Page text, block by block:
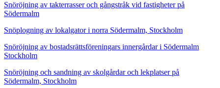
Snöröjning av takterrasser och gångstråk vid fastigheter på
Södermalm
Snöplogning av lokalgator i norra Södermalm, Stockholm
Snöröjning av bostadsrättsföreningars innergårdar i Södermalm
Stockholm
Snöröjning och sandning av skolgårdar och lekplatser på
Södermalm, Stockholm